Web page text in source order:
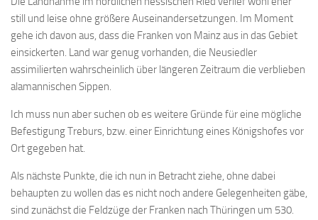
still und leise ohne größere Auseinandersetzungen. Im Moment
gehe ich davon aus, dass die Franken von Mainz aus in das Gebiet
einsickerten. Land war genug vorhanden, die Neusiedler
assimilierten wahrscheinlich über längeren Zeitraum die verblieben
alamannischen Sippen.
Ich muss nun aber suchen ob es weitere Gründe für eine mögliche
Befestigung Treburs, bzw. einer Einrichtung eines Königshofes vor
Ort gegeben hat.
Als nächste Punkte, die ich nun in Betracht ziehe, ohne dabei
behaupten zu wollen das es nicht noch andere Gelegenheiten gäbe,
sind zunächst die Feldzüge der Franken nach Thüringen um 530.